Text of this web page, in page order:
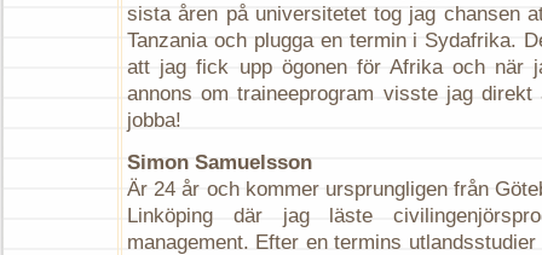
sista åren på universitetet tog jag chansen
Tanzania och plugga en termin i Sydafrika.
att jag fick upp ögonen för Afrika och när
annons om traineeprogram visste jag
jobba!
Simon Samuelsson
Är 24 år och kommer ursprungligen från
Linköping där jag läste
management. Efter en termins